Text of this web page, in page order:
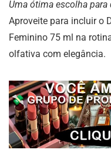
Uma ótima escolha
Aproveite para incluir o
Feminino 75 ml na
olfativa com elegância.